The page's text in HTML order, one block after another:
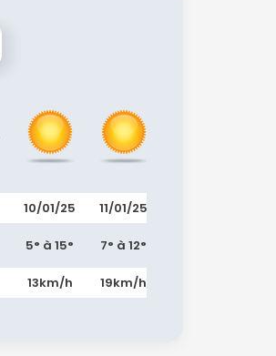
10/01/25
5° à 15°
13km/h
11/01/25
7° à 12°
19km/h